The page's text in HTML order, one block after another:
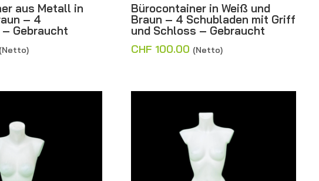
aus Metall in
– 4
Gebraucht
(Netto)
Bürocontainer in Weiß und
Braun – 4 Schubladen mit Griff
und Schloss – Gebraucht
CHF 100.00 (Netto)